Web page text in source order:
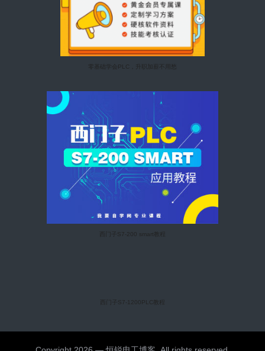
零基础学会PLC，升职加薪不用愁
西门子S7-200 smart教程
西门子S7-1200PLC教程